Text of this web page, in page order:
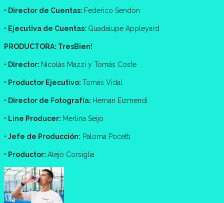
• Director de Cuentas: Federico Sendon
• Ejecutiva de Cuentas: Guadalupe Appleyard
PRODUCTORA: TresBien!
• Director: Nicolás Mazzi y Tomás Coste
• Productor Ejecutivo: Tomás Vidal
• Director de Fotografía: Hernan Eizmendi
• Line Producer: Merlina Seijo
• Jefe de Producción: Paloma Pocetti
• Productor: Alejo Corsiglia